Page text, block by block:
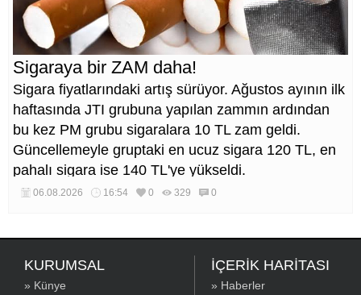
Sigaraya bir ZAM daha!
Sigara fiyatlarındaki artış sürüyor. Ağustos ayının ilk
haftasında JTI grubuna yapılan zammın ardından
bu kez PM grubu sigaralara 10 TL zam geldi.
Güncellemeyle gruptaki en ucuz sigara 120 TL, en
pahalı sigara ise 140 TL'ye yükseldi.
06.08.2026 16:54 0 329 0
KURUMSAL
» Künye
İÇERİK HARİTASI
» Haberler